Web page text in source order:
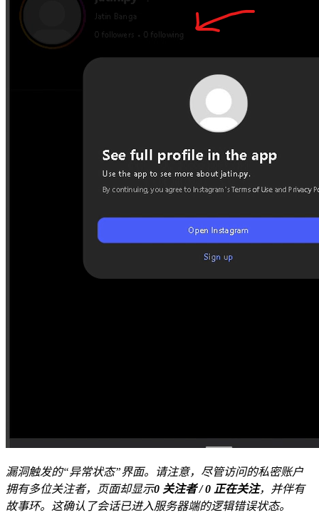
漏洞触发的“异常状态”界面。请注意，尽管访问的私密账户
拥有多位关注者，页面却显示0 关注者 / 0 正在关注，并伴有
故事环。这确认了会话已进入服务器端的逻辑错误状态。